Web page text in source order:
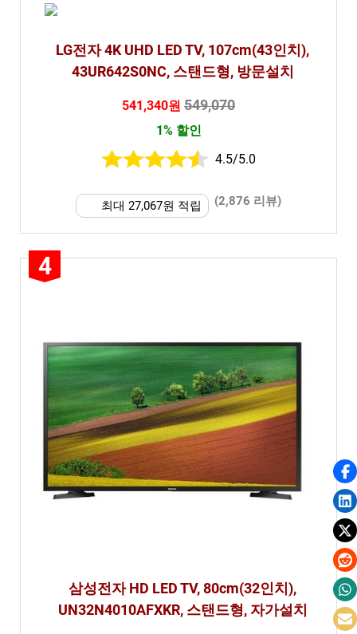
LG전자 4K UHD LED TV, 107cm(43인치),
43UR642S0NC, 스탠드형, 방문설치
541,340원 549,070
1% 할인
4.5/5.0
최대 27,067원 적립 (2,876 리뷰)
4
삼성전자 HD LED TV, 80cm(32인치),
UN32N4010AFXKR, 스탠드형, 자가설치